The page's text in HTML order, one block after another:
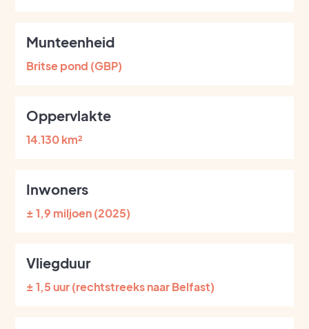
Munteenheid
Britse pond (GBP)
Oppervlakte
14.130 km²
Inwoners
± 1,9 miljoen (2025)
Vliegduur
± 1,5 uur (rechtstreeks naar Belfast)